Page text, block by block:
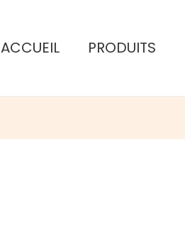
ACCUEIL PRODUITS